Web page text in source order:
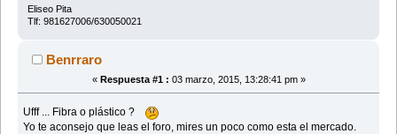
Eliseo Pita
Tlf: 981627006/630050021
Benrraro
« Respuesta #1 : 03 marzo, 2015, 13:28:41 pm »
Ufff ... Fibra o plástico ?
Yo te aconsejo que leas el foro, mires un poco como esta el mercado.